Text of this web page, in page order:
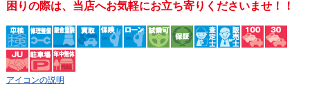
困りの際は、当店へお気軽にお立ち寄りくださいませ！！
アイコンの説明